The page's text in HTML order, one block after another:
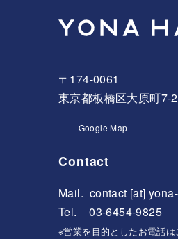
〒174-0061
東京都板橋区大原町7-
Google Map
Contact
Mail. contact [at]
Tel. 03-6454-9825
※営業を目的としたお電話